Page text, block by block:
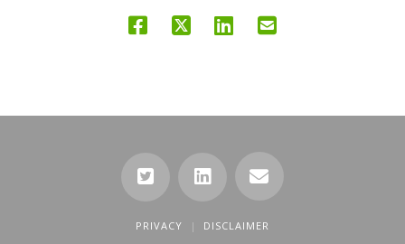
PRIVACY DISCLAIMER